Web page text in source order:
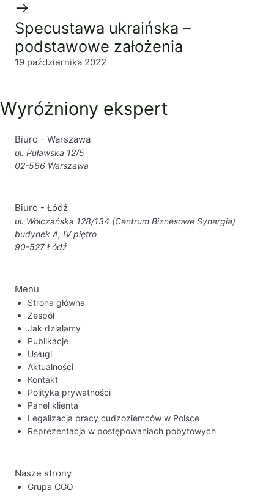
Specustawa ukraińska –
podstawowe założenia
19 października 2022
Wyróżniony ekspert
Biuro - Warszawa
ul. Puławska 12/5
02-566 Warszawa
Biuro - Łódź
ul. Wólczańska 128/134 (Centrum Biznesowe Synergia)
budynek A, IV piętro
90-527 Łódź
Menu
Strona główna
Zespół
Jak działamy
Publikacje
Usługi
Aktualności
Kontakt
Polityka prywatności
Panel klienta
Legalizacja pracy cudzoziemców w Polsce
Reprezentacja w postępowaniach pobytowych
Nasze strony
Grupa CGO